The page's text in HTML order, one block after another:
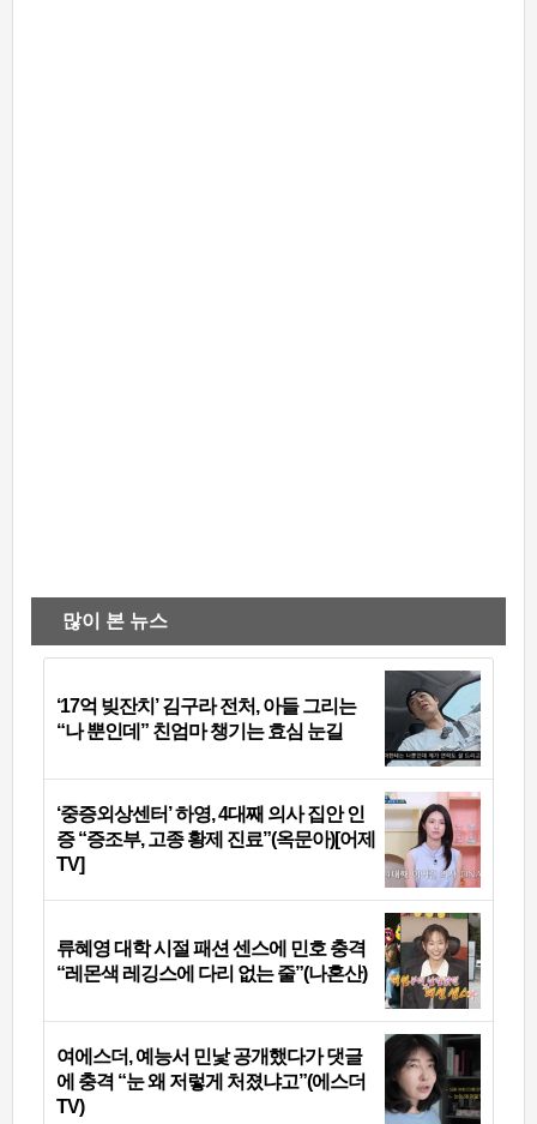
많이 본 뉴스
‘17억 빚잔치’ 김구라 전처, 아들 그리는
“나 뿐인데” 친엄마 챙기는 효심 눈길
‘중증외상센터’ 하영, 4대째 의사 집안 인
증 “증조부, 고종 황제 진료”(옥문아)[어제
TV]
류혜영 대학 시절 패션 센스에 민호 충격
“레몬색 레깅스에 다리 없는 줄”(나혼산)
여에스더, 예능서 민낯 공개했다가 댓글
에 충격 “눈 왜 저렇게 처졌냐고”(에스더
TV)